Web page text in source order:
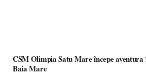
CSM Olimpia Satu Mare începe aventura în Cupa României la
Baia Mare